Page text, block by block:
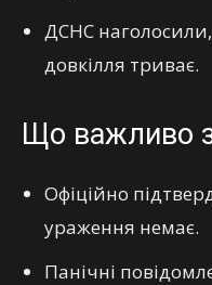
ДСНС
довкілля триває.
Що важливо
Офіційно
ураження немає.
Панічні